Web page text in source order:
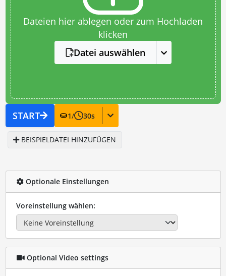
Dateien hier ablegen oder zum Hochladen
klicken
Datei auswählen
START 1/ 30s
BEISPIELDATEI HINZUFÜGEN
Optionale Einstellungen
Voreinstellung wählen:
Optional Video settings